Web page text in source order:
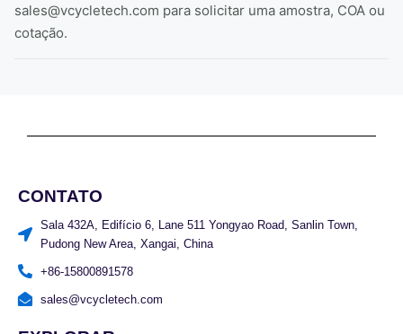
sales@vcycletech.com para solicitar uma amostra, COA ou
cotação.
CONTATO
Sala 432A, Edifício 6, Lane 511 Yongyao Road, Sanlin Town,
Pudong New Area, Xangai, China
+86-15800891578
sales@vcycletech.com